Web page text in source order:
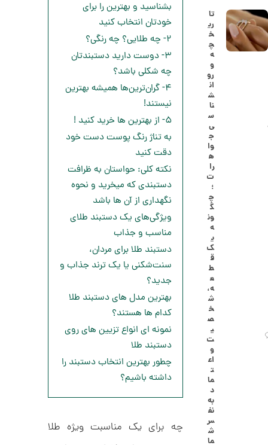
بشناسید و بهترین را برای
خودتان انتخاب کنید
۲- چه طلایی؟ چه رنگی؟
۳- دوست دارید دستبندتان
چه شکلی باشد؟
۴- گران‌ترین‌ها همیشه بهترین
نیستند!
۵- از بهترین ها خرید کنید !
به تناژ رنگ پوست دست خود
دقت کنید
نکته کلی: حواستان به ظرافت
دستبندی که میخرید و نحوه
نگهداری از آن ها باشد
ویژگی‌های یک دستبند طلای
مناسب و جذاب
دستبند طلا برای مردان،
سنت‌شکنی یا یک ترند جذاب و
جدید؟
بهترین مدل های دستبند طلا
کدام ها هستند؟
نمونه ای انواع تزیین های روی
دستبند طلا
چطور بهترین انتخاب دستبند را
داشته باشیم؟
چه برای یک مناسبت ویژه طلا
تا
ری
خ
چ
ه
و
رو
ان
ش
نا
س
ی
ج
وا
ه
را
ت
؛
چ
گ
ون
ه
ی
ک
ق
ط
ع
ه،
ش
خ
ص
ی
ت
و
اع
ت
ما
د
به
نف
س
ش
ما
ا
ن
ش
ت
ر
ط
ل
ا
ا
ز
ک
ا
ل
ک
ن
م
ل
ا
ک
د
C
R
8
9
1
5
0
,
4
8
8
,
0
0
0
ت
و
م
ا
ن
ن
ش
ت
ط
ل
3
0
,